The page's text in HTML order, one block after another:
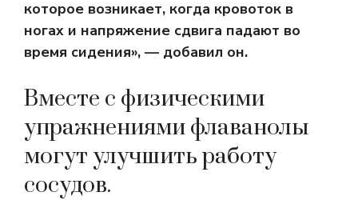
которое возникает, когда кровоток в
ногах и напряжение сдвига падают во
время сидения», — добавил он.
Вместе с физическими
упражнениями флаванолы
могут улучшить работу
сосудов.